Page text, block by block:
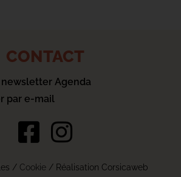
CONTACT
Agenda
par e-mail
/ Cookie/ Réalisation Corsicaweb